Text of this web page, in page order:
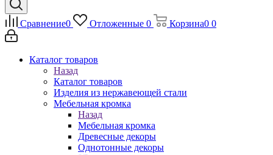
Сравнение0 Отложенные 0 Корзина0 0
Каталог товаров
Назад
Каталог товаров
Изделия из нержавеющей стали
Мебельная кромка
Назад
Мебельная кромка
Древесные декоры
Однотонные декоры